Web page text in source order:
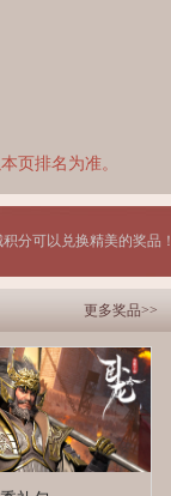
页排名为准。
分可以兑换精美的奖品！
更多奖品>>